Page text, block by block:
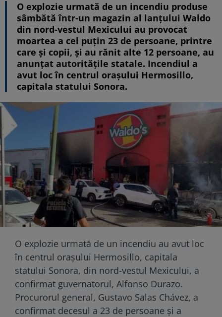
O explozie urmată de un incendiu produse
sâmbătă într-un magazin al lanțului Waldo
din nord-vestul Mexicului au provocat
moartea a cel puțin 23 de persoane, printre
care și copii, și au rănit alte 12 persoane, au
anunțat autoritățile statale. Incendiul a
avut loc în centrul orașului Hermosillo,
capitala statului Sonora.
O explozie urmată de un incendiu au avut loc
în centrul orașului Hermosillo, capitala
statului Sonora, din nord-vestul Mexicului, a
confirmat guvernatorul, Alfonso Durazo.
Procurorul general, Gustavo Salas Chávez, a
confirmat decesul a 23 de persoane și a